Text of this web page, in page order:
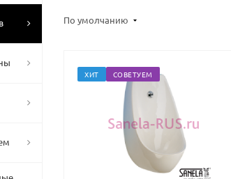
По умолчанию
ХИТ СОВЕТУЕМ